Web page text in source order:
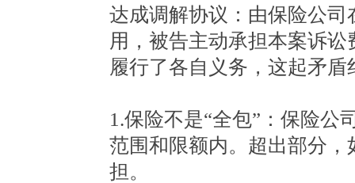
达成调解协议：由保险公
用，被告主动承担本案诉
履行了各自义务，这起矛
1.保险不是“全包”：保险公
范围和限额内。超出部分
担。